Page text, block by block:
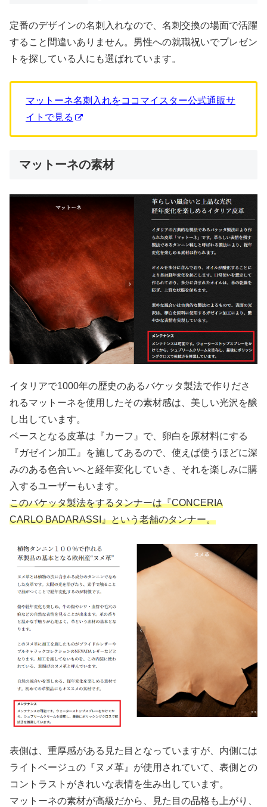
定番のデザインの名刺入れなので、名刺交換の場面で活躍
すること間違いありません。男性への就職祝いでプレゼン
トを探している人にも選ばれています。
マットーネ名刺入れをココマイスター公式通販サ
イトで見る
マットーネの素材
イタリアで1000年の歴史のあるバケッタ製法で作りださ
れるマットーネを使用したその素材感は、美しい光沢を醸
し出しています。
ベースとなる皮革は『カーフ』で、卵白を原材料にする
『ガゼイン加工』を施してあるので、使えば使うほどに深
みのある色合いへと経年変化していき、それを楽しみに購
入するユーザーもいます。
このバケッタ製法をするタンナーは『CONCERIA
CARLO BADARASSI』という老舗のタンナー。
表側は、重厚感がある見た目となっていますが、内側には
ライトベージュの『ヌメ革』が使用されていて、表側との
コントラストがきれいな表情を生み出しています。
マットーネの素材が高級だから、見た目の品格も上がり、